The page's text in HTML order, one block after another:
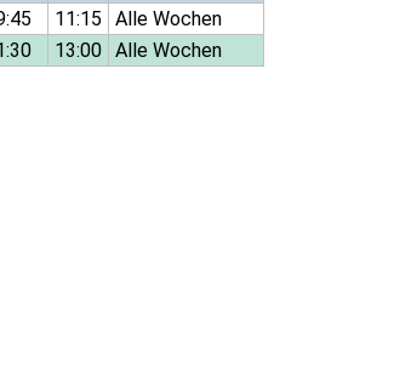
11:15
Alle Wochen
13:00 Alle Wochen